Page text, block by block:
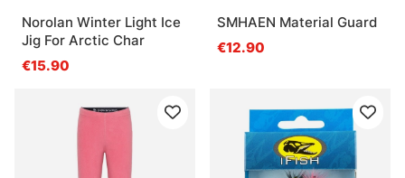
Norolan Winter Light Ice
Jig For Arctic Char
€15.90
SMHAEN Material Guard
€12.90